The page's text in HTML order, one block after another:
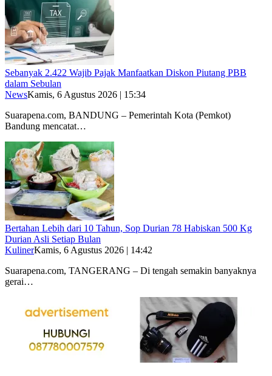
Sebanyak 2.422 Wajib Pajak Manfaatkan Diskon Piutang PBB
dalam Sebulan
NewsKamis, 6 Agustus 2026 | 15:34
Suarapena.com, BANDUNG – Pemerintah Kota (Pemkot)
Bandung mencatat…
Bertahan Lebih dari 10 Tahun, Sop Durian 78 Habiskan 500 Kg
Durian Asli Setiap Bulan
KulinerKamis, 6 Agustus 2026 | 14:42
Suarapena.com, TANGERANG – Di tengah semakin banyaknya
gerai…